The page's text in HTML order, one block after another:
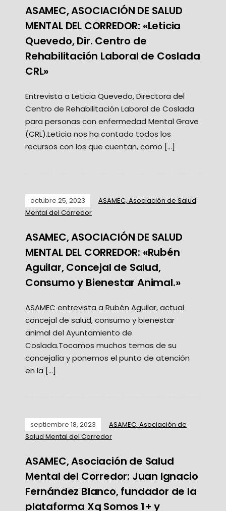
ASAMEC, ASOCIACIÓN DE SALUD
MENTAL DEL CORREDOR: «Leticia
Quevedo, Dir. Centro de
Rehabilitación Laboral de Coslada
CRL»
Entrevista a Leticia Quevedo, Directora del
Centro de Rehabilitación Laboral de Coslada
para personas con enfermedad Mental Grave
(CRL).Leticia nos ha contado todos los
recursos con los que cuentan, como […]
octubre 25, 2023
ASAMEC, Asociación de Salud
Mental del Corredor
ASAMEC, ASOCIACIÓN DE SALUD
MENTAL DEL CORREDOR: «Rubén
Aguilar, Concejal de Salud,
Consumo y Bienestar Animal.»
ASAMEC entrevista a Rubén Aguilar, actual
concejal de salud, consumo y bienestar
animal del Ayuntamiento de
Coslada.Tocamos muchos temas de su
concejalía y ponemos el punto de atención
en la […]
septiembre 18, 2023
ASAMEC, Asociación de
Salud Mental del Corredor
ASAMEC, Asociación de Salud
Mental del Corredor: Juan Ignacio
Fernández Blanco, fundador de la
plataforma Xq Somos 1+ y